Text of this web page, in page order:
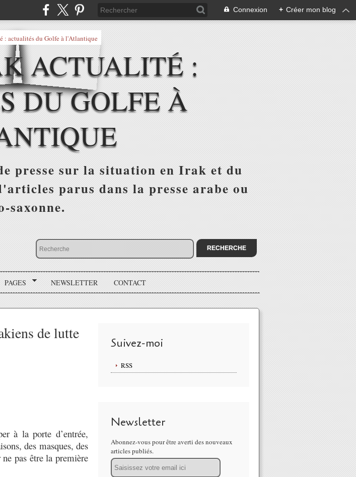
Connexion + Créer mon blog
ACTUALITÉ :
DU GOLFE À
presse sur la situation en Irak et du
parus dans la presse arabe ou
saxonne.
PAGES NEWSLETTER CONTACT
de lutte
à la porte d’entrée,
des masques, des
pas être la première
Suivez-moi
RSS
Newsletter
Abonnez-vous pour être averti des nouveaux
articles publiés.
Email